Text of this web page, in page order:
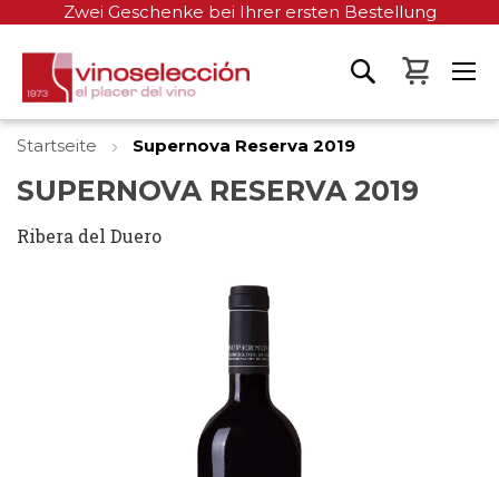
Zwei Geschenke bei Ihrer ersten Bestellung
Mein
Startseite Supernova Reserva 2019
SUPERNOVA RESERVA 2019
Ribera del Duero